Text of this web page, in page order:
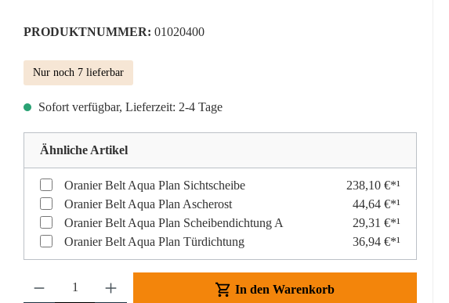
PRODUKTNUMMER: 01020400
Nur noch 7 lieferbar
Sofort verfügbar, Lieferzeit: 2-4 Tage
Ähnliche Artikel
Oranier Belt Aqua Plan Sichtscheibe
238,10 €*¹
Oranier Belt Aqua Plan Ascherost
44,64 €*¹
Oranier Belt Aqua Plan Scheibendichtung A
29,31 €*¹
Oranier Belt Aqua Plan Türdichtung
36,94 €*¹
Produkt Anzahl: Gib den gewünschten Wert ein oder benutze die Schaltflächen um die Anzahl
In den Warenkorb